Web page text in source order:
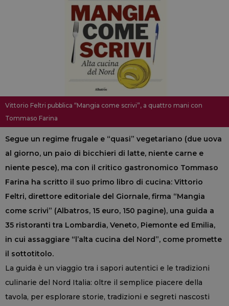
Vittorio Feltri pubblica “Mangia come scrivi”, a quattro mani con
Tommaso Farina
Segue un regime frugale e “quasi” vegetariano (due uova
al giorno, un paio di bicchieri di latte, niente carne e
niente pesce), ma con il critico gastronomico Tommaso
Farina ha scritto il suo primo libro di cucina: Vittorio
Feltri, direttore editoriale del Giornale, firma “Mangia
come scrivi” (Albatros, 15 euro, 150 pagine), una guida a
35 ristoranti tra Lombardia, Veneto, Piemonte ed Emilia,
in cui assaggiare “l’alta cucina del Nord”, come promette
il sottotitolo.
La guida è un viaggio tra i sapori autentici e le tradizioni
culinarie del Nord Italia: oltre il semplice piacere della
tavola, per esplorare storie, tradizioni e segreti nascosti